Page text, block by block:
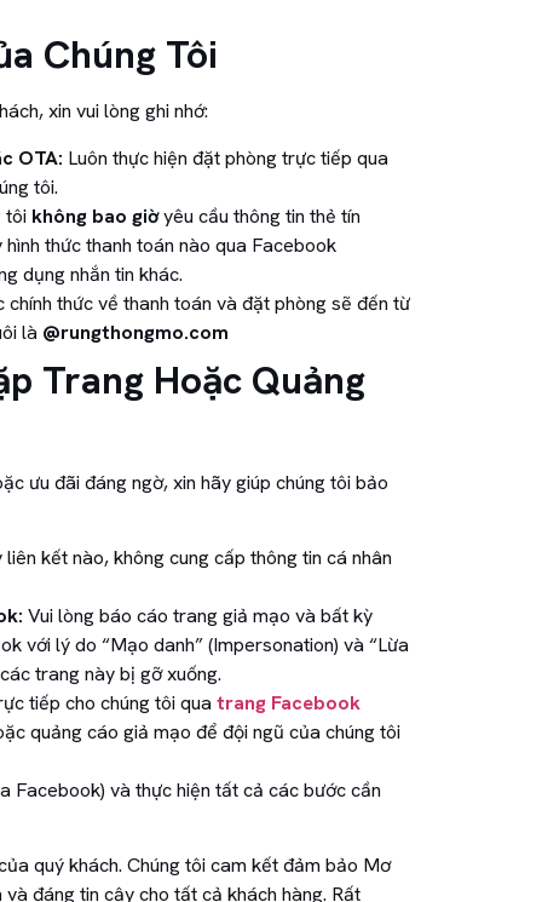
Chúng Tôi
xin vui lòng ghi nhớ:
OTA: Luôn thực hiện đặt phòng trực tiếp qua
tôi.
tôi không bao giờyêu cầu thông tin thẻ tín
thức thanh toán nào qua Facebook
dụng nhắn tin khác.
chính thức về thanh toán và đặt phòng sẽ đến từ
là @rungthongmo.com
Trang Hoặc Quảng
ưu đãi đáng ngờ, xin hãy giúp chúng tôi bảo
kết nào, không cung cấp thông tin cá nhân
Vui lòng báo cáo trang giả mạo và bất kỳ
với lý do “Mạo danh” (Impersonation) và “Lừa
trang này bị gỡ xuống.
tiếp cho chúng tôi quatrang Facebook
quảng cáo giả mạo để đội ngũ của chúng tôi
Facebook) và thực hiện tất cả các bước cần
quý khách. Chúng tôi cam kết đảm bảo Mơ
đáng tin cậy cho tất cả khách hàng. Rất